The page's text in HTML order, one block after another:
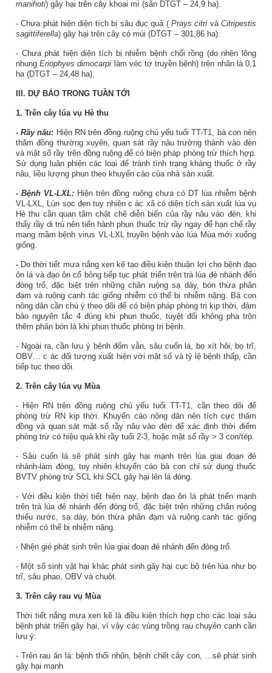
manihoti) gây hại trên cây khoai mì (sắn DTGT – 24,9 ha).
- Chưa phát hiện diện tích bị sâu đục quả ( Prays citri vàCitripestis
sagittiferella) gây hại trên cây có múi (DTGT – 301,86 ha).
- Chưa phát hiện diện tích bị nhiễm bệnh chổi rồng (do nhện lông
nhungEriophyes dimocarpi làm véc tơ truyền bệnh) trên nhãn là 0,1
ha (DTGT – 24,48 ha).
III. DỰ BÁO TRONG TUẦN TỚI
1. Trên cây lúa vụ Hè thu
- Rầy nâu: Hiện RN trên đồng ruộng chủ yếu tuổi TT-T1, bà con nên
thăm đồng thường xuyên, quan sát rầy nâu trưởng thành vào đèn
và mật số rầy trên đồng ruộng để có biện pháp phòng trừ thích hợp.
Sử dụng luân phiên các loại để tránh tình trạng kháng thuốc ở rầy
nâu, liều lượng phun theo khuyến cáo của nhà sản xuất.
- Bệnh VL-LXL: Hiện trên đồng ruộng chưa có DT lúa nhiễm bệnh
VL-LXL, Lùn sọc đen tuy nhiên c ác xã có diện tích sản xuất lúa vụ
Hè thu cần quan tâm chặt chẽ diễn biến của rầy nâu vào đèn, khi
thấy rầy di trú nên tiến hành phun thuốc trừ rầy ngay để hạn chế rầy
mang mầm bệnh virus VL-LXL truyền bệnh vào lúa Mùa mới xuống
giống.
- Do thời tiết mưa nắng xen kẽ tạo điều kiện thuận lợi cho bệnh đạo
ôn lá và đạo ôn cổ bông tiếp tụcphát triển trên trà lúa đẻ nhánh đến
đòng trổ, đặc biệt trên những chân ruộng sạ dày, bón thừa phân
đạm và ruộng canh tác giống nhiễm có thể bị nhiễm nặng. Bà con
nông dân cần chú ý theo dõi để có biện pháp phòng trị kịp thời, đảm
bảo nguyên tắc 4 đúng khi phun thuốc, tuyệt đối không pha trộn
thêm phân bón lá khi phun thuốc phòng trị bệnh
- Ngoài ra, cần lưu ý bệnh đốm vằn, sâu cuốn lá, bọ xít hôi, bọ trĩ,
OBV… c ác đối tượng xuất hiện với mật số và tỷ lệ bệnh thấp,cần
tiếp tục theo dõi.
2. Trên cây lúa vụ Mùa
- Hiện RN trên đồng ruộng chủ yếu tuổi TT-T1, cần theo dõi để
phòng trừ RN kịp thời. Khuyến cáo nông dân nên tích cực thăm
đồng và quan sát mật số rầy nâu vào đèn để xác định thời điểm
phòng trừ có hiệu quả khi rầy tuổi 2-3, hoặc mật số rầy > 3 con/tép.
- Sâu cuốn lá sẽ phát sinh gây hại mạnh trên lúa giai đoạn đẻ
nhánh-làm đòng, tuy nhiên khuyến cáo bà con chỉ sử dụng thuốc
BVTV phòng trừ SCL khi SCL gây hại lên lá đòng.
- Với điều kiện thời tiết hiện nay,bệnh đạo ôn lá phát triển mạnh
trên trà lúa đẻ nhánh đến đòng trổ, đặc biệt trên những chân ruộng
thiếu nước, sạ dày, bón thừa phân đạm và ruộng canh tác giống
nhiễm có thể bị nhiễm nặng.
- Nhện gié phát sinh trên lúa giai đoạn đẻ nhánh đến đòng trổ.
- Một số sinh vật hại khác phát sinh gây hại cục bộ trên lúa như bọ
trĩ, sâu phao, OBV và chuột.
3. Trên cây rau vụ Mùa
Thời tiết nắng mưa xen kẽ là điều kiện thích hợp cho các loại sâu
bệnh phát triển gây hại, vì vậy các vùng trồng rau chuyên canh cần
lưu ý:
- Trên rau ăn lá: bệnh thối nhũn, bệnh chết cây con, ...sẽ phát sinh
gây hại mạnh